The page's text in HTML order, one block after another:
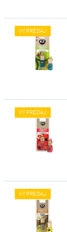
VÝPREDAJ
VÝPREDAJ
VÝPREDAJ